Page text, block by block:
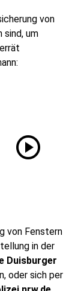
von
sind, um
play_circle
von Fenstern
in der
Duisburger
oder sich per